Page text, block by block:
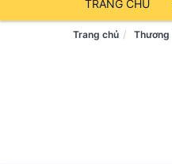
TRANG CHỦ
Trang chủ Thương